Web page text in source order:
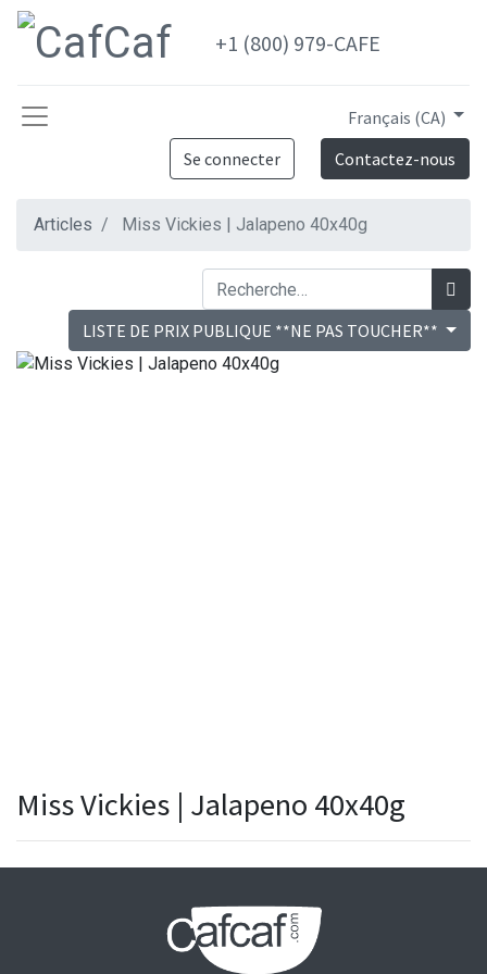
+1 (800) 979-CAFE
Se connecter Contactez-nous
Français (CA)
Articles Miss Vickies | Jalapeno 40x40g
LISTE DE PRIX PUBLIQUE **NE PAS TOUCHER**
Miss Vickies | Jalapeno 40x40g